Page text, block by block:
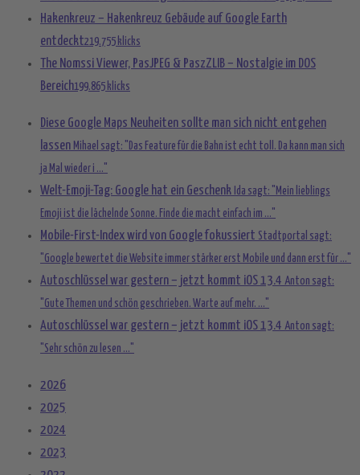
Hakenkreuz – Hakenkreuz Gebäude auf Google Earth
entdeckt219.755 klicks
The Nomssi Viewer, PasJPEG & PaszZLIB – Nostalgie im DOS
Bereich199.865 klicks
Diese Google Maps Neuheiten sollte man sich nicht entgehen
lassen Mihael sagt: "Das Feature für die Bahn ist echt toll. Da kann man sich
ja Mal wieder i ..."
Welt-Emoji-Tag: Google hat ein Geschenk Ida sagt: "Mein lieblings
Emoji ist die lächelnde Sonne. Finde die macht einfach im ..."
Mobile-First-Index wird von Google fokussiert Stadtportal sagt:
"Google bewertet die Website immer stärker erst Mobile und dann erst für ..."
Autoschlüssel war gestern – jetzt kommt iOS 13.4 Anton sagt:
"Gute Themen und schön geschrieben. Warte auf mehr. ..."
Autoschlüssel war gestern – jetzt kommt iOS 13.4 Anton sagt:
"Sehr schön zu lesen ..."
2026
2025
2024
2023